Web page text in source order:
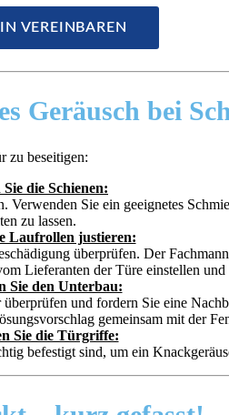
VEREINBAREN
Geräusch bei
zu beseitigen:
die Schienen:
Sie ein geeignetes
zu lassen.
Laufrollen justieren:
überprüfen. Der
Lieferanten der Türe einstellen
Sie den Unterbau:
und fordern Sie eine
gemeinsam mit der
Sie die Türgriffe:
befestigt sind, um ein